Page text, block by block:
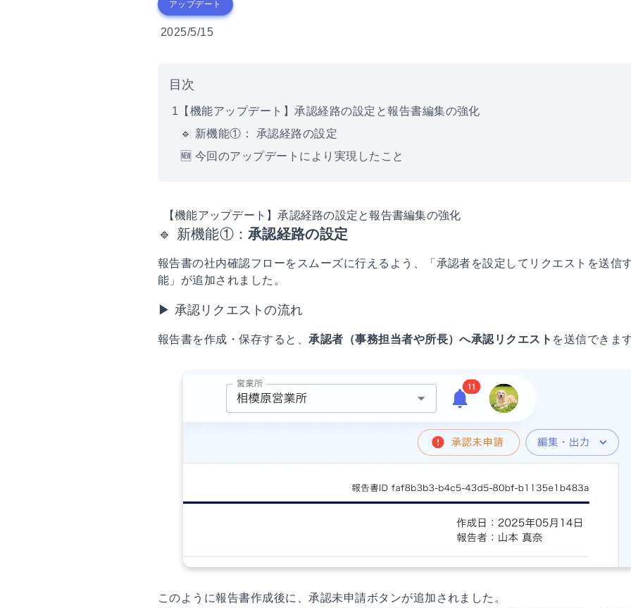
アップデート
2025/5/15
目次
1 【機能アップデート】承認経路の設定と報告書編集の強化
🔹 新機能①： 承認経路の設定
🆕 今回のアップデートにより実現したこと
【機能アップデート】承認経路の設定と報告書編集の強化
🔹 新機能①：承認経路の設定
報告書の社内確認フローをスムーズに行えるよう、「承認者を設定してリクエストを送信
能」が追加されました。
▶ 承認リクエストの流れ
報告書を作成・保存すると、承認者（事務担当者や所長）へ承認リクエスト を送信できま
このように報告書作成後に、承認未申請ボタンが追加されました。